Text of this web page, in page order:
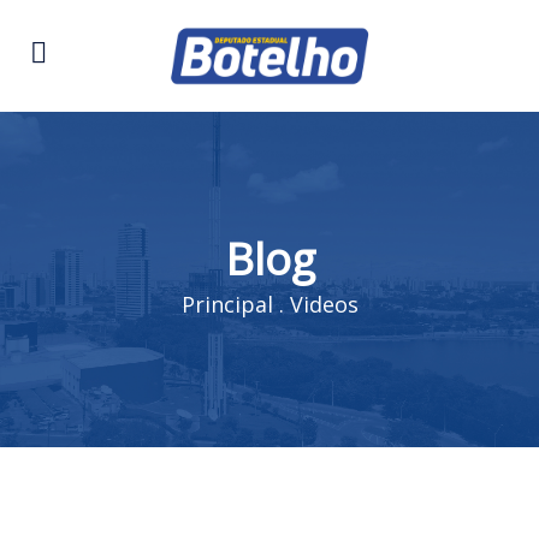
Blog
Principal . Videos